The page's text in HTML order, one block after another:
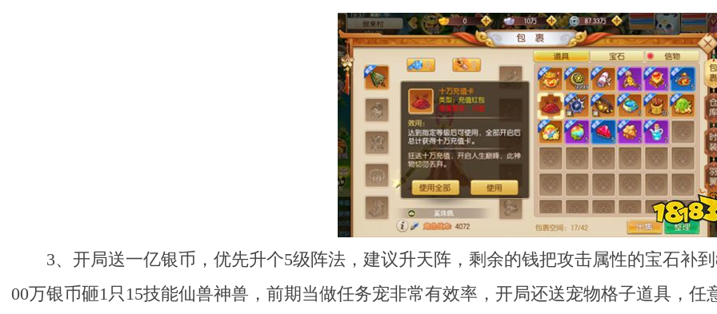
3、开局送一亿银币，优先升个5级阵法，建议升天阵，剩余的钱把攻击属性的宝石补
00万银币砸1只15技能仙兽神兽，前期当做任务宠非常有效率，开局还送宠物格子道具，